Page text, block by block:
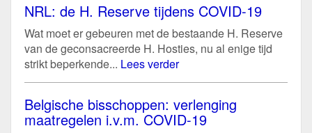
NRL: de H. Reserve tijdens COVID-19
Wat moet er gebeuren met de bestaande H. Reserve
van de geconsacreerde H. Hosties, nu al enige tijd
strikt beperkende... Lees verder
Belgische bisschoppen: verlenging
maatregelen i.v.m. COVID-19